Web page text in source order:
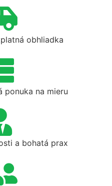
obhliadka
ponuka na mieru
a bohatá prax